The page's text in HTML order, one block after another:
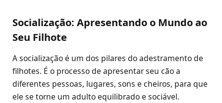
Socialização: Apresentando o Mundo ao
Seu Filhote
A socialização é um dos pilares do adestramento de
filhotes. É o processo de apresentar seu cão a
diferentes pessoas, lugares, sons e cheiros, para que
ele se torne um adulto equilibrado e sociável.